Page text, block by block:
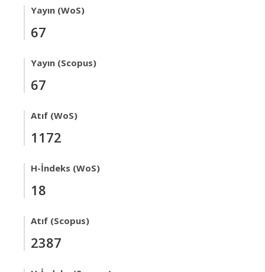
Yayın (WoS)
67
Yayın (Scopus)
67
Atıf (WoS)
1172
H-İndeks (WoS)
18
Atıf (Scopus)
2387